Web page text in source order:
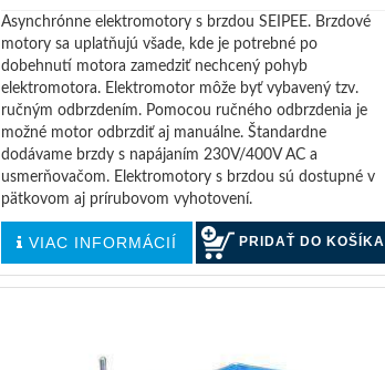
Asynchrónne elektromotory s brzdou SEIPEE. Brzdové
motory sa uplatňujú všade, kde je potrebné po
dobehnutí motora zamedziť nechcený pohyb
elektromotora. Elektromotor môže byť vybavený tzv.
ručným odbrzdením. Pomocou ručného odbrzdenia je
možné motor odbrzdiť aj manuálne. Štandardne
dodávame brzdy s napájaním 230V/400V AC a
usmerňovačom. Elektromotory s brzdou sú dostupné v
pätkovom aj prírubovom vyhotovení.
VIAC INFORMÁCIÍ PRIDAŤ DO KOŠÍKA